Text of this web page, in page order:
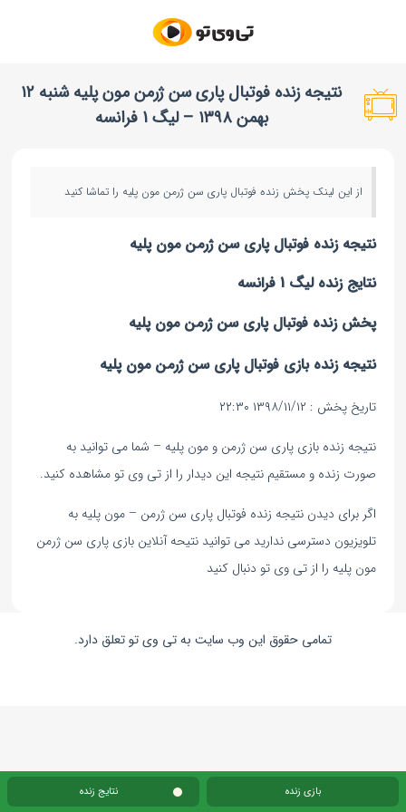
نتیجه زنده فوتبال پاری سن ژرمن مون پلیه شنبه ۱۲
بهمن ۱۳۹۸‌ – لیگ 1 فرانسه
از این لینک پخش زنده فوتبال پاری سن ژرمن مون پلیه را تماشا کنید
نتیجه زنده فوتبال پاری سن ژرمن مون پلیه
نتایج زنده لیگ 1 فرانسه
پخش زنده فوتبال پاری سن ژرمن مون پلیه
نتیجه زنده بازی فوتبال پاری سن ژرمن مون پلیه
تاریخ پخش : ۱۳۹۸/۱۱/۱۲ ۲۲:۳۰
نتیجه زنده بازی پاری سن ژرمن و مون پلیه – شما می توانید به
صورت زنده و مستقیم نتیجه این دیدار را از تی وی تو مشاهده کنید.
اگر برای دیدن نتیجه زنده فوتبال پاری سن ژرمن – مون پلیه به
تلویزیون دسترسی ندارید می توانید نتیحه آنلاین بازی پاری سن ژرمن
مون پلیه را از تی وی تو دنبال کنید
تمامی حقوق این وب سایت به تی وی تو تعلق دارد.
بازی زنده نتایج زنده